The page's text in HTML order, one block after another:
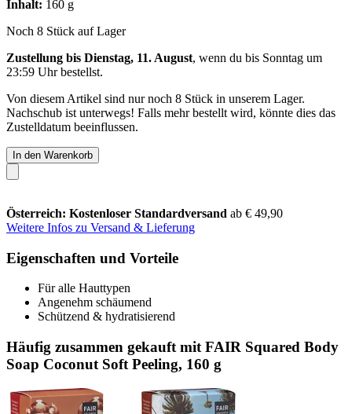
Inhalt: 160 g
Noch 8 Stück auf Lager
Zustellung bis Dienstag, 11. August, wenn du bis Sonntag um
23:59 Uhrbestellst.
Von diesem Artikel sind nur noch 8 Stück in unserem Lager.
Nachschub ist unterwegs! Falls mehr bestellt wird, könnte dies das
Zustelldatum beeinflussen.
In den Warenkorb
Österreich: Kostenloser Standardversand ab € 49,90
Weitere Infos zu Versand & Lieferung
Eigenschaften und Vorteile
Für alle Hauttypen
Angenehm schäumend
Schützend & hydratisierend
Häufig zusammen gekauft mit FAIR Squared Body
Soap Coconut Soft Peeling, 160 g